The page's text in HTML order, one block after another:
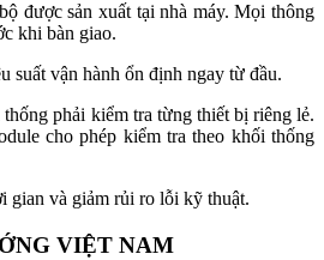
được sản xuất tại nhà máy. Mọi thông
khi bàn giao.
suất vận hành ổn định ngay từ đầu.
phải kiểm tra từng thiết bị riêng lẻ.
cho phép kiểm tra theo khối thống
gian và giảm rủi ro lỗi kỹ thuật.
VIỆT NAM